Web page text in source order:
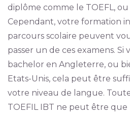
diplôme comme le TOEFL, ou
Cependant, votre formation
parcours scolaire peuvent
passer un de ces examens. Si
bachelor en Angleterre, ou
Etats-Unis, cela peut être
votre niveau de langue.
TOEFIL IBT ne peut être que